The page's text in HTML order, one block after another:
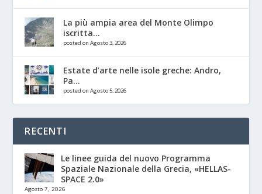
La più ampia area del Monte Olimpo
iscritta...
posted on Agosto 3, 2026
Estate d’arte nelle isole greche: Andro,
Pa...
posted on Agosto 5, 2026
RECENTI
Le linee guida del nuovo Programma
Spaziale Nazionale della Grecia, «HELLAS-
SPACE 2.0»
Agosto 7, 2026